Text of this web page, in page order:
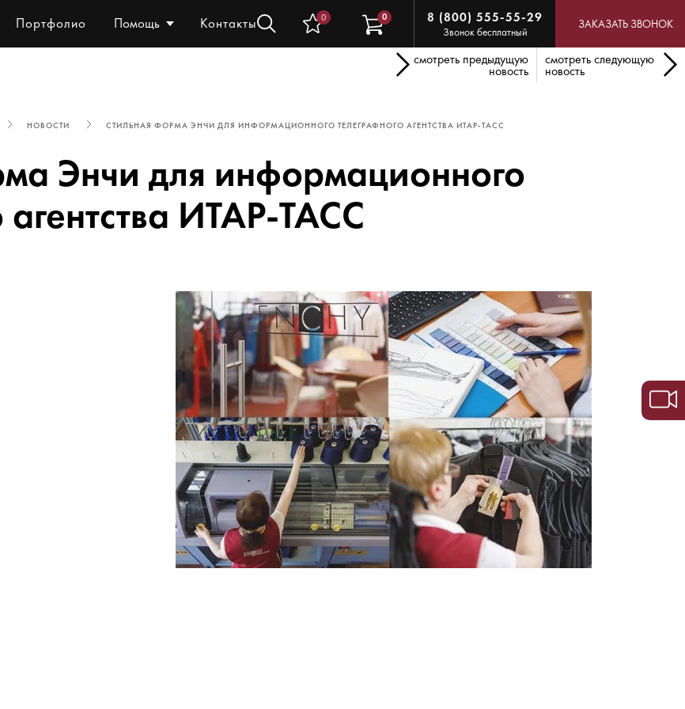
Портфолио Помощь Контакты 0 0 8 (800) 555-55-29
Звонок бесплатный
ЗАКАЗАТЬ ЗВОНОК
НОВОСТИ СТИЛЬНАЯ ФОРМА ЭНЧИ ДЛЯ ИНФОРМАЦИОННОГО ТЕЛЕГРАФНОГО АГЕНТСТВА ИТАР-ТАСС
Энчи для информационного
агентства ИТАР-ТАСС
смотреть предыдущую
новость
смотреть следующую
новость